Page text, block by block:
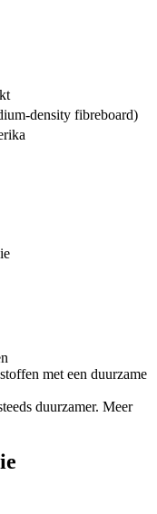
density fibreboard)
met een duurzame
duurzamer. Meer